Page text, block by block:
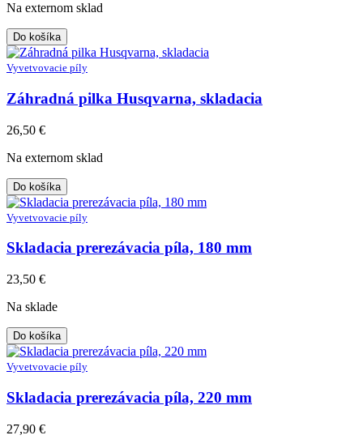
Na externom sklad
Do košíka
Vyvetvovacie píly
Záhradná pilka Husqvarna, skladacia
26,50 €
Na externom sklad
Do košíka
Vyvetvovacie píly
Skladacia prerezávacia píla, 180 mm
23,50 €
Na sklade
Do košíka
Vyvetvovacie píly
Skladacia prerezávacia píla, 220 mm
27,90 €